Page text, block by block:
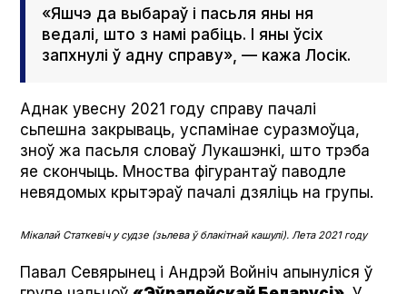
«Яшчэ да выбараў і пасьля яны ня
ведалі, што з намі рабіць. І яны ўсіх
запхнулі ў адну справу», — кажа Лосік.
Аднак увесну 2021 году справу пачалі
сьпешна закрываць, успамінае суразмоўца,
зноў жа пасьля словаў Лукашэнкі, што трэба
яе скончыць. Мноства фігурантаў паводле
невядомых крытэраў пачалі дзяліць на групы.
Мікалай Статкевіч у судзе (зьлева ў блакітнай кашулі). Лета 2021 году
Павал Севярынец і Андрэй Войніч апынуліся ў